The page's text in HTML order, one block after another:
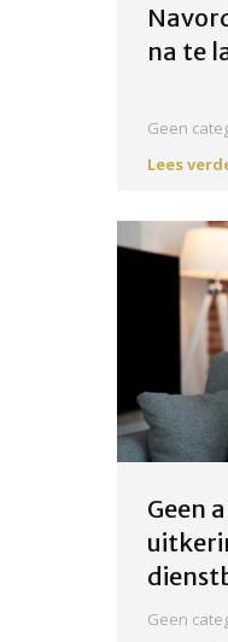
na te
Geen
Lees
Geen
Geen